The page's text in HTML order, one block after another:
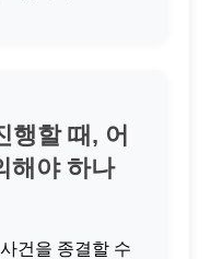
행할 때, 어
해야 하나
건을 종결할 수